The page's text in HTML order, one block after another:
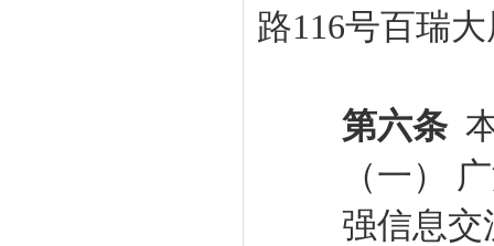
路116号百瑞
第六条
（一）
强信息交